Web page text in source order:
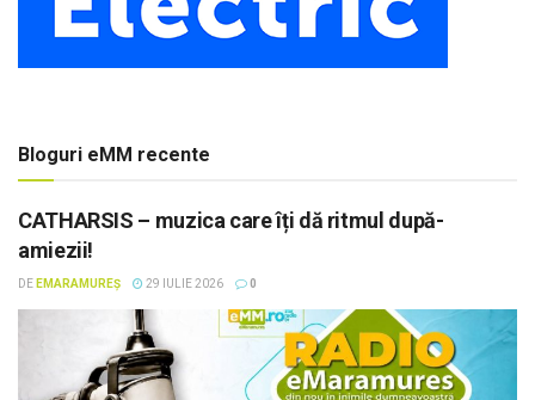
Bloguri eMM recente
CATHARSIS – muzica care îți dă ritmul după-
amiezii!
DE EMARAMUREȘ 29 IULIE 2026 0